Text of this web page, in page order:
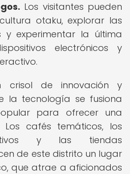
Los visitantes pueden
otaku, explorar las
y experimentar la última
electrónicos y
crisol de innovación y
la tecnología se fusiona
para ofrecer una
Los cafés temáticos, los
y las tiendas
de este distrito un lugar
que atrae a aficionados